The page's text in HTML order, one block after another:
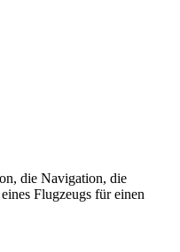
die Navigation, die
Flugzeugs für einen